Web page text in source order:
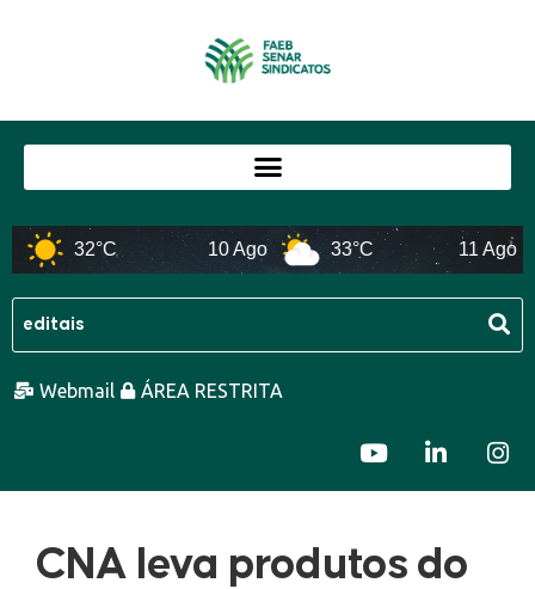
32°C 10 Ago 33°C 11 Ago
Webmail ÁREA RESTRITA
CNA leva produtos do